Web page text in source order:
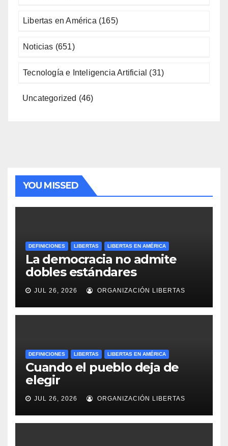
Libertas en América (165)
Noticias (651)
Tecnología e Inteligencia Artificial (31)
Uncategorized (46)
YOU MISSED
DEFINICIONES LIBERTAS LIBERTAS EN AMÉRICA
La democracia no admite
dobles estándares
JUL 26, 2026 ORGANIZACIÓN LIBERTAS
DEFINICIONES LIBERTAS LIBERTAS EN AMÉRICA
Cuando el pueblo deja de
elegir
JUL 26, 2026 ORGANIZACIÓN LIBERTAS